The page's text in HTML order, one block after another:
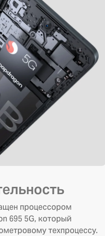
процессором
695 5G, который
техпроцессу.